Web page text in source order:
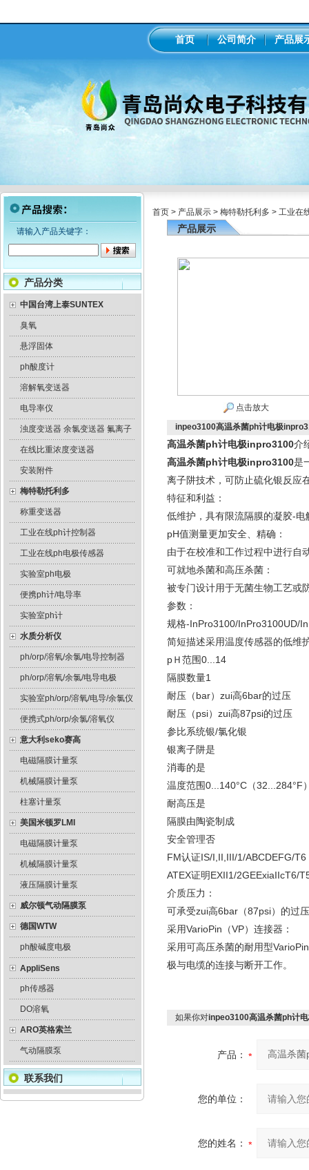
首页 公司简介 产品展
请输入产品关键字：
产品分类
中国台湾上泰SUNTEX
臭氧
悬浮固体
ph酸度计
溶解氧变送器
电导率仪
浊度变送器 余氯变送器 氟离子
在线比重浓度变送器
安装附件
梅特勒托利多
称重变送器
工业在线ph计控制器
工业在线ph电极传感器
实验室ph电极
便携ph计/电导率
实验室ph计
水质分析仪
ph/orp/溶氧/余氯/电导控制器
ph/orp/溶氧/余氯/电导电极
实验室ph/orp/溶氧/电导/余氯仪
便携式ph/orp/余氯/溶氧仪
意大利seko赛高
电磁隔膜计量泵
机械隔膜计量泵
柱塞计量泵
美国米顿罗LMI
电磁隔膜计量泵
机械隔膜计量泵
液压隔膜计量泵
威尔顿气动隔膜泵
德国WTW
ph酸碱度电极
AppliSens
ph传感器
DO溶氧
ARO英格索兰
气动隔膜泵
联系我们
首页 > 产品展示 > 梅特勒托利多 > 工业在
产品展示
点击放大
inpeo3100高温杀菌ph计电极
高温杀菌ph计电极inpro3100介
高温杀菌ph计电极inpro3100是
离子阱技术，可防止硫化银反应
特征和利益：
低维护，具有限流隔膜的凝胶-电
pH值测量更加安全、精确：
由于在校准和工作过程中进行自
可就地杀菌和高压杀菌：
被专门设计用于无菌生物工艺或
参数：
规格-InPro3100/InPro3100UD/
简短描述采用温度传感器的低维
pＨ范围0...14
隔膜数量1
耐压（bar）zui高6bar的过压
耐压（psi）zui高87psi的过压
参比系统银/氯化银
银离子阱是
消毒的是
温度范围0...140°C（32...284°F
耐高压是
隔膜由陶瓷制成
安全管理否
FM认证IS/I,II,III/1/ABCDEFG/T6
ATEX证明EXII1/2GEExiaIIcT6/
介质压力：
可承受zui高6bar（87psi）的过
采用VarioPin（VP）连接器：
采用可高压杀菌的耐用型
极与电缆的连接与断开工作。
如果你对inpeo3100高温杀菌ph计
产品：
您的单位：
您的姓名：